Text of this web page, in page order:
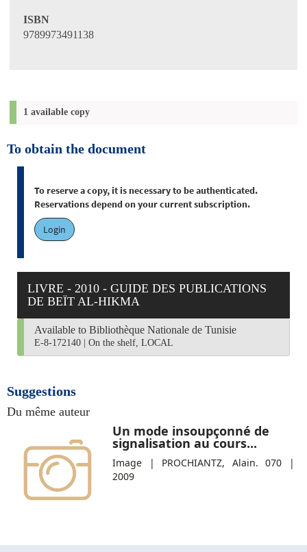
ISBN
9789973491138
1 available copy
To obtain the document
To reserve a copy, it is necessary to be authenticated.
Reservations depend on your current subscription.
Login
LIVRE - 2010 - GUIDE DES PUBLICATIONS
DE BEÏT AL-HIKMA
Available to Bibliothèque Nationale de Tunisie
E-8-172140 On the shelf, LOCAL
Suggestions
Du même auteur
Un mode insoupçonné de
signalisation au cours...
Image | PROCHIANTZ, Alain. 070 |
2009